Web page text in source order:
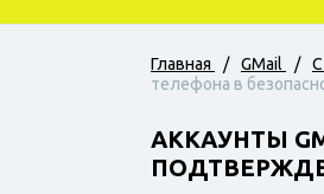
Главная / GMail /
телефона в
АККАУНТЫ